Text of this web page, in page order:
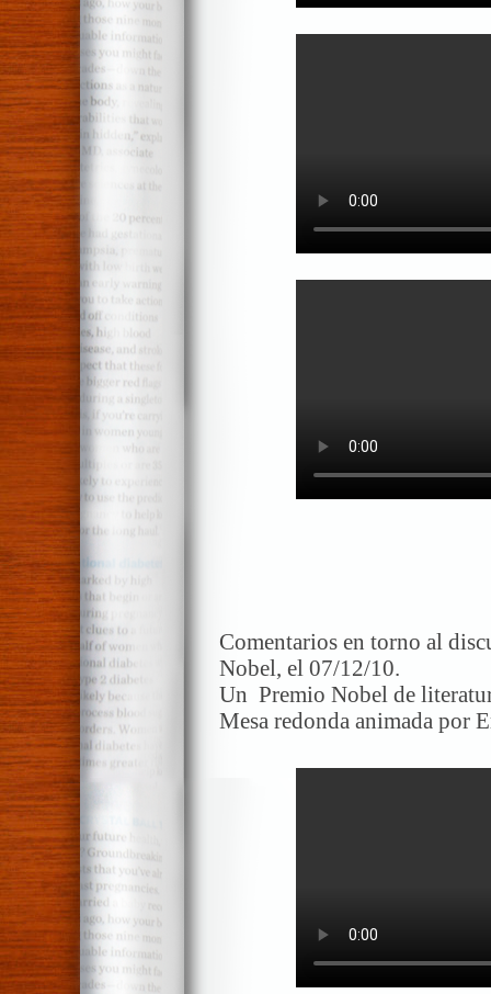
Comentarios en torno al
Nobel, el 07/12/10.
Un Premio Nobel de
Mesa redonda animada por